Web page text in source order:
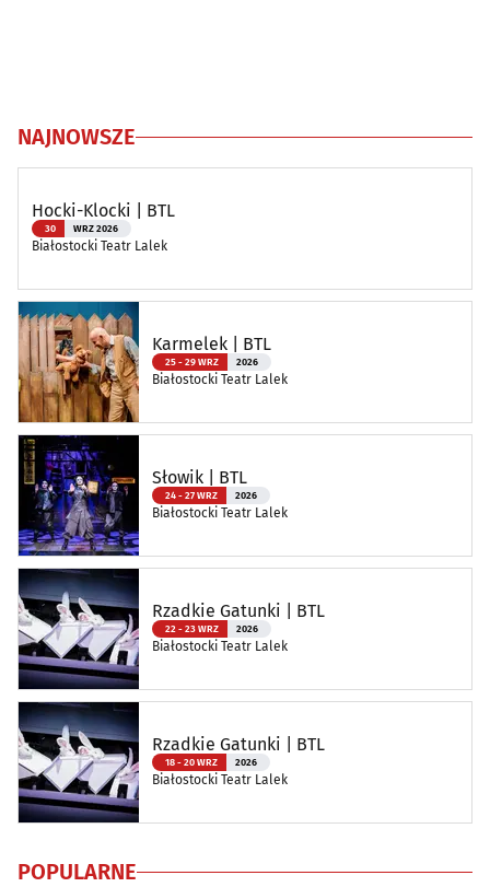
NAJNOWSZE
Hocki-Klocki | BTL
30 WRZ 2026
Białostocki Teatr Lalek
Karmelek | BTL
25 - 29 WRZ 2026
Białostocki Teatr Lalek
Słowik | BTL
24 - 27 WRZ 2026
Białostocki Teatr Lalek
Rzadkie Gatunki | BTL
22 - 23 WRZ 2026
Białostocki Teatr Lalek
Rzadkie Gatunki | BTL
18 - 20 WRZ 2026
Białostocki Teatr Lalek
POPULARNE